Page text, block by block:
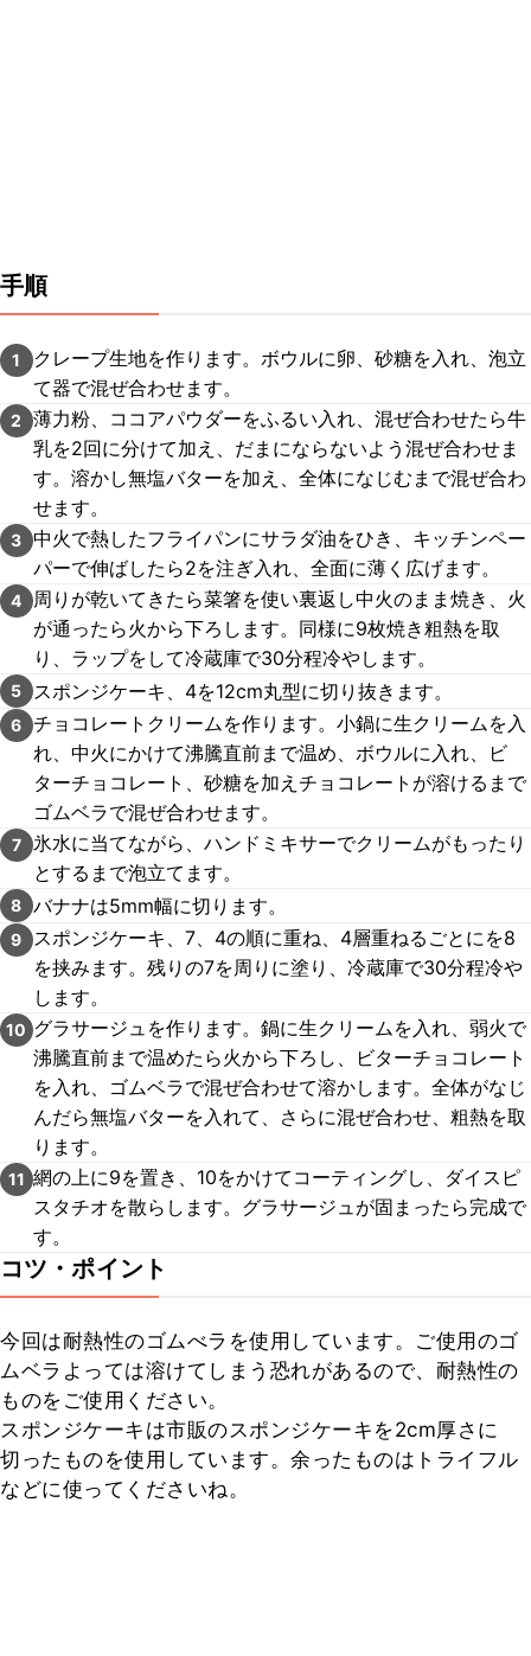
手順
1
クレープ生地を作ります。ボウルに卵、砂糖を入れ、泡立
て器で混ぜ合わせます。
2
薄力粉、ココアパウダーをふるい入れ、混ぜ合わせたら牛
乳を2回に分けて加え、だまにならないよう混ぜ合わせま
す。溶かし無塩バターを加え、全体になじむまで混ぜ合わ
せます。
3 中火で熱したフライパンにサラダ油をひき、キッチンペー
パーで伸ばしたら2を注ぎ入れ、全面に薄く広げます。
4
周りが乾いてきたら菜箸を使い裏返し中火のまま焼き、火
が通ったら火から下ろします。同様に9枚焼き粗熱を取
り、ラップをして冷蔵庫で30分程冷やします。
5 スポンジケーキ、4を12cm丸型に切り抜きます。
6 チョコレートクリームを作ります。小鍋に生クリームを入
れ、中火にかけて沸騰直前まで温め、ボウルに入れ、ビ
ターチョコレート、砂糖を加えチョコレートが溶けるまで
ゴムベラで混ぜ合わせます。
7 氷水に当てながら、ハンドミキサーでクリームがもったり
とするまで泡立てます。
8 バナナは5mm幅に切ります。
9
スポンジケーキ、7、4の順に重ね、4層重ねるごとにを8
を挟みます。残りの7を周りに塗り、冷蔵庫で30分程冷や
します。
10 グラサージュを作ります。鍋に生クリームを入れ、弱火で
沸騰直前まで温めたら火から下ろし、ビターチョコレート
を入れ、ゴムベラで混ぜ合わせて溶かします。全体がなじ
んだら無塩バターを入れて、さらに混ぜ合わせ、粗熱を取
ります。
11 網の上に9を置き、10をかけてコーティングし、ダイスピ
スタチオを散らします。グラサージュが固まったら完成で
す。
コツ・ポイント
今回は耐熱性のゴムべラを使用しています。ご使用のゴ
ムベラよっては溶けてしまう恐れがあるので、耐熱性の
ものをご使用ください。
スポンジケーキは市販のスポンジケーキを2cm厚さに
切ったものを使用しています。余ったものはトライフル
などに使ってくださいね。